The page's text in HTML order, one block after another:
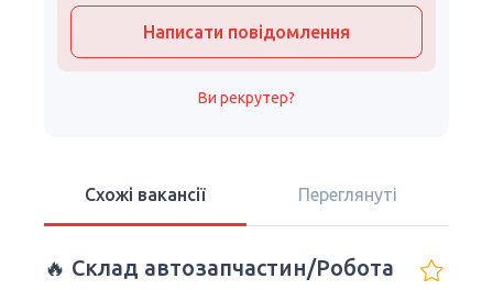
Написати повідомлення
Ви рекрутер?
Схожі вакансії Переглянуті
🔥 Склад автозапчастин/Робота